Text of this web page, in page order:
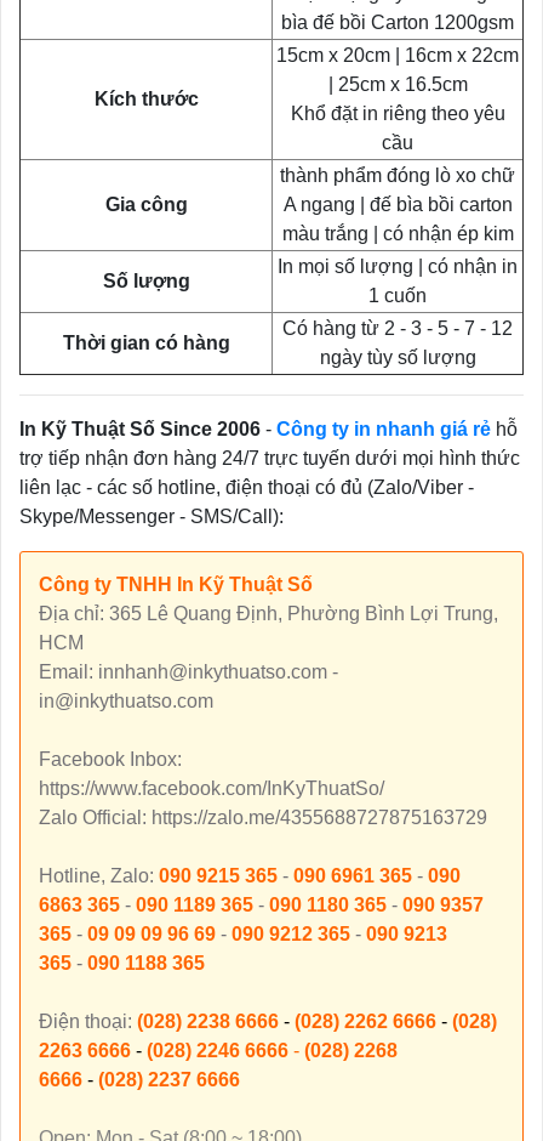
bìa đế bồi Carton 1200gsm
Kích thước
15cm x 20cm | 16cm x 22cm
| 25cm x 16.5cm
Khổ đặt in riêng theo yêu
cầu
Gia công
thành phẩm đóng lò xo chữ
A ngang | đế bìa bồi carton
màu trắng | có nhận ép kim
Số lượng
In mọi số lượng | có nhận in
1 cuốn
Thời gian có hàng
Có hàng từ 2 - 3 - 5 - 7 - 12
ngày tùy số lượng
In Kỹ Thuật Số Since 2006 - Công ty in nhanh giá rẻ hỗ
trợ tiếp nhận đơn hàng 24/7 trực tuyến dưới mọi hình thức
liên lạc - các số hotline, điện thoại có đủ (Zalo/Viber -
Skype/Messenger - SMS/Call):
Công ty TNHH In Kỹ Thuật Số
Địa chỉ: 365 Lê Quang Định, Phường Bình Lợi Trung,
HCM
Email: innhanh@inkythuatso.com -
in@inkythuatso.com
Facebook Inbox:
https://www.facebook.com/InKyThuatSo/
Zalo Official: https://zalo.me/4355688727875163729
Hotline, Zalo: 090 9215 365 - 090 6961 365 - 090
6863 365 - 090 1189 365 - 090 1180 365 - 090 9357
365 - 09 09 09 96 69 - 090 9212 365 - 090 9213
365 - 090 1188 365
Điện thoại: (028) 2238 6666 - (028) 2262 6666 - (028)
2263 6666 - (028) 2246 6666 - (028) 2268
6666 - (028) 2237 6666